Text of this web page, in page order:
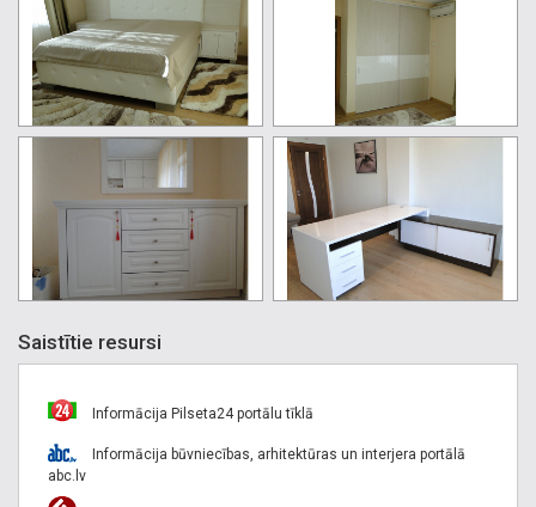
Saistītie resursi
Informācija Pilseta24 portālu tīklā
Informācija būvniecības, arhitektūras un interjera portālā
abc.lv